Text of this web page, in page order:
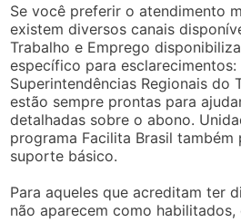
Se você preferir o atendimento
existem diversos canais
Trabalho e Emprego
específico para esclarecimentos:
Superintendências Regionais do
estão sempre prontas para
detalhadas sobre o abono.
programa Facilita Brasil
suporte básico.
Para aqueles que acreditam ter
não aparecem como